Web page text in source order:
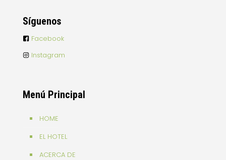
Síguenos
Facebook
Instagram
Menú Principal
HOME
EL HOTEL
ACERCA DE